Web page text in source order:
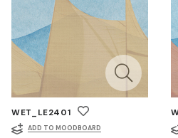
WET_LE2401
ADD TO MOODBOARD